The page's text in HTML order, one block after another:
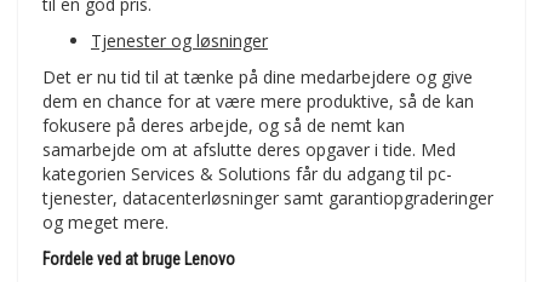
Tjenester og løsninger
Det er nu tid til at tænke på dine medarbejdere og give
dem en chance for at være mere produktive, så de kan
fokusere på deres arbejde, og så de nemt kan
samarbejde om at afslutte deres opgaver i tide. Med
kategorien Services & Solutions får du adgang til pc-
tjenester, datacenterløsninger samt garantiopgraderinger
og meget mere.
Fordele ved at bruge Lenovo